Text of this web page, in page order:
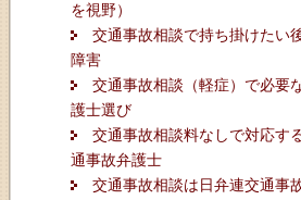
を視野）
交通事故相談で持ち掛けたい
障害
交通事故相談（軽症）で必要
護士選び
交通事故相談料なしで対応す
通事故弁護士
交通事故相談は日弁連交通事